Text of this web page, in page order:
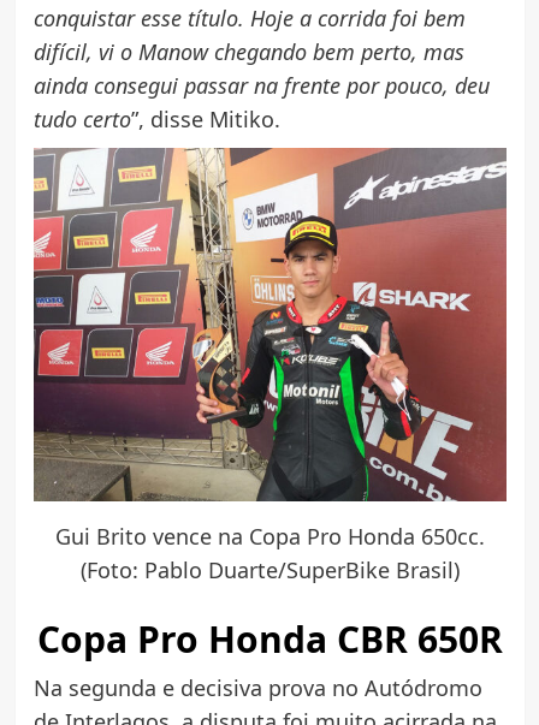
conquistar esse título. Hoje a corrida foi bem
difícil, vi o Manow chegando bem perto, mas
ainda consegui passar na frente por pouco, deu
tudo certo”, disse Mitiko.
Gui Brito vence na Copa Pro Honda 650cc.
(Foto: Pablo Duarte/SuperBike Brasil)
Copa Pro Honda CBR 650R
Na segunda e decisiva prova no Autódromo